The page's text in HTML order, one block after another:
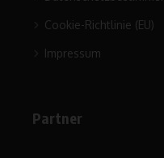
Cookie-Richtlinie (EU)
Impressum
Partner